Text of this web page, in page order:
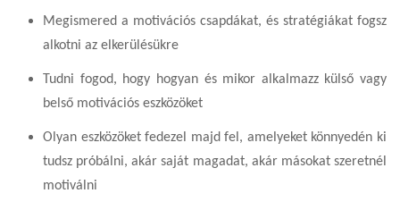
Megismered a motivációs csapdákat, és stratégiákat fogsz
alkotni az elkerülésükre
Tudni fogod, hogy hogyan és mikor alkalmazz külső vagy
belső motivációs eszközöket
Olyan eszközöket fedezel majd fel, amelyeket könnyedén ki
tudsz próbálni, akár saját magadat, akár másokat szeretnél
motiválni